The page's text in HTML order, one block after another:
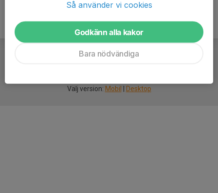
Välj version: Mobil Desktop
Så använder vi cookies
Godkänn alla kakor
Bara nödvändiga